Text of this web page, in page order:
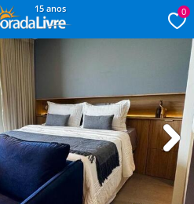
15 anos 0
Next